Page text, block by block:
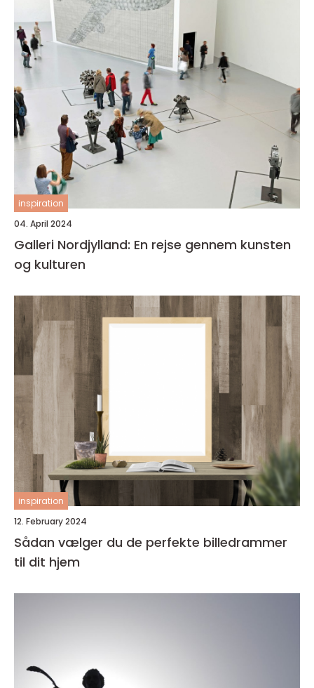
inspiration
04. April 2024
Galleri Nordjylland: En rejse gennem kunsten
og kulturen
inspiration
12. February 2024
Sådan vælger du de perfekte billedrammer
til dit hjem